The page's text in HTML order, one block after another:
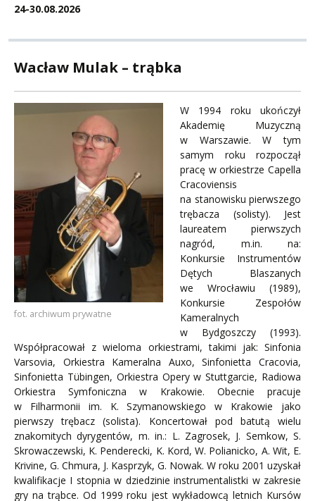
24-30.08.2026
Wacław Mulak – trąbka
fot. archiwum prywatne
W 1994 roku ukończył
Akademię Muzyczną
w Warszawie. W tym
samym roku rozpoczął
pracę w orkiestrze Capella
Cracoviensis
na stanowisku pierwszego
trębacza (solisty). Jest
laureatem pierwszych
nagród, m.in. na:
Konkursie Instrumentów
Dętych Blaszanych
we Wrocławiu (1989),
Konkursie Zespołów
Kameralnych
w Bydgoszczy (1993).
Współpracował z wieloma orkiestrami, takimi jak: Sinfonia
Varsovia, Orkiestra Kameralna Auxo, Sinfonietta Cracovia,
Sinfonietta Tübingen, Orkiestra Opery w Stuttgarcie, Radiowa
Orkiestra Symfoniczna w Krakowie. Obecnie pracuje
w Filharmonii im. K. Szymanowskiego w Krakowie jako
pierwszy trębacz (solista). Koncertował pod batutą wielu
znakomitych dyrygentów, m. in.: L. Zagrosek, J. Semkow, S.
Skrowaczewski, K. Penderecki, K. Kord, W. Polianicko, A. Wit, E.
Krivine, G. Chmura, J. Kasprzyk, G. Nowak. W roku 2001 uzyskał
kwalifikacje I stopnia w dziedzinie instrumentalistki w zakresie
gry na trąbce. Od 1999 roku jest wykładowcą letnich Kursów